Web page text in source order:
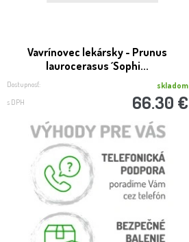
Vavrínovec lekársky - Prunus
laurocerasus ´Sophi...
Dostupnosť: skladom
s DPH 66.30 €